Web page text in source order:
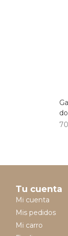
Tu cuenta
Mi cuenta
Mis pedidos
Mi carro